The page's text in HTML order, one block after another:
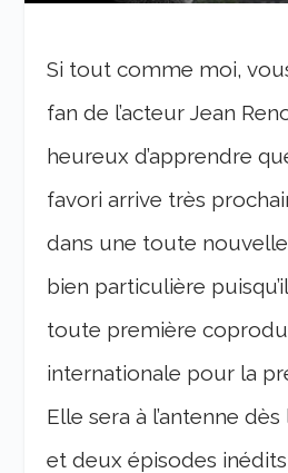
Si tout comme moi,
fan de l’acteur Jean
heureux d’apprendre
favori arrive très
dans une toute
bien particulière puisqu’il
toute première
internationale pour la
Elle sera à l’antenne
et deux épisodes